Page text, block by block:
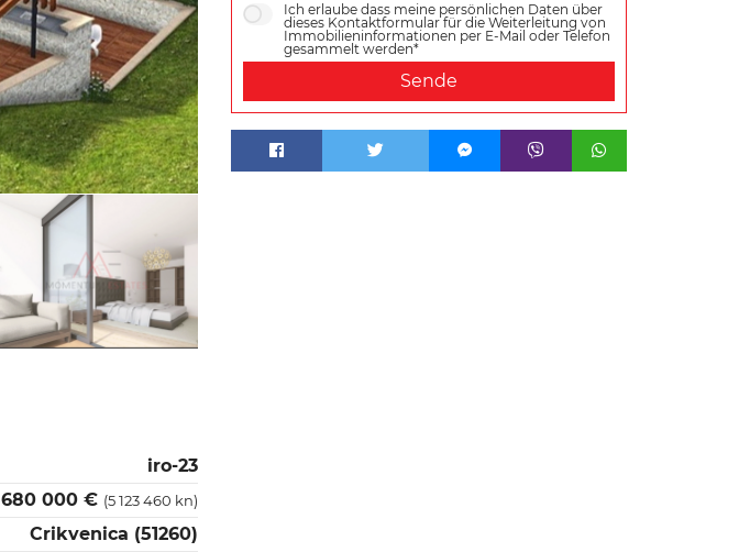
iro-23
680 000 € (5 123 460 kn)
Crikvenica (51260)
Ich erlaube dass meine persönlichen Daten über
dieses Kontaktformular für die Weiterleitung von
Immobilieninformationen per E-Mail oder Telefon
gesammelt werden*
Sende